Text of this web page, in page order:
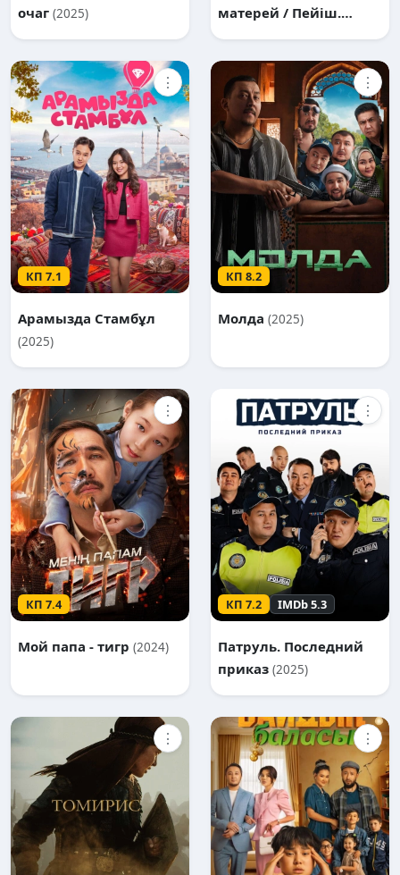
очаг (2025)
матерей / Пейіш.
Жұмақ ананың
табанының астында
(2024)
⋮
КП 7.1
Арамызда Стамбұл
(2025)
⋮
КП 8.2
Молда (2025)
⋮
КП 7.4
Мой папа - тигр (2024)
⋮
КП 7.2 IMDb 5.3
Патруль. Последний
приказ (2025)
⋮ ⋮